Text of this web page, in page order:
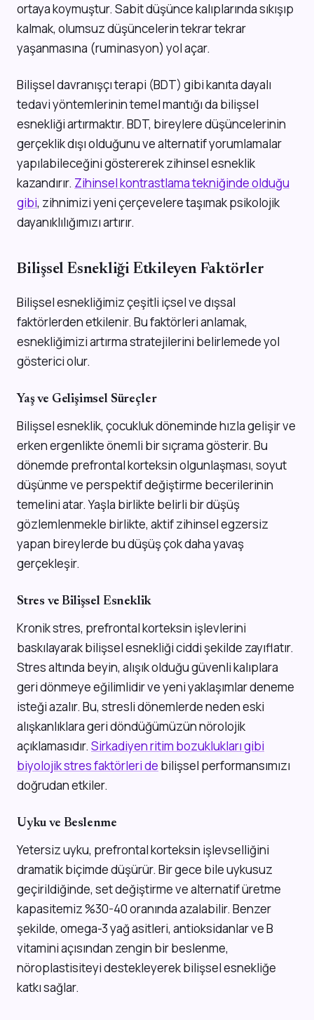
ortaya koymuştur. Sabit düşünce kalıplarında sıkışıp
kalmak, olumsuz düşüncelerin tekrar tekrar
yaşanmasına (ruminasyon) yol açar.
Bilişsel davranışçı terapi (BDT) gibi kanıta dayalı
tedavi yöntemlerinin temel mantığı da bilişsel
esnekliği artırmaktır. BDT, bireylere düşüncelerinin
gerçeklik dışı olduğunu ve alternatif yorumlamalar
yapılabileceğini göstererek zihinsel esneklik
kazandırır. Zihinsel kontrastlama tekniğinde olduğu
gibi, zihnimizi yeni çerçevelere taşımak psikolojik
dayanıklılığımızı artırır.
Bilişsel Esnekliği Etkileyen Faktörler
Bilişsel esnekliğimiz çeşitli içsel ve dışsal
faktörlerden etkilenir. Bu faktörleri anlamak,
esnekliğimizi artırma stratejilerini belirlemede yol
gösterici olur.
Yaş ve Gelişimsel Süreçler
Bilişsel esneklik, çocukluk döneminde hızla gelişir ve
erken ergenlikte önemli bir sıçrama gösterir. Bu
dönemde prefrontal korteksin olgunlaşması, soyut
düşünme ve perspektif değiştirme becerilerinin
temelini atar. Yaşla birlikte belirli bir düşüş
gözlemlenmekle birlikte, aktif zihinsel egzersiz
yapan bireylerde bu düşüş çok daha yavaş
gerçekleşir.
Stres ve Bilişsel Esneklik
Kronik stres, prefrontal korteksin işlevlerini
baskılayarak bilişsel esnekliği ciddi şekilde zayıflatır.
Stres altında beyin, alışık olduğu güvenli kalıplara
geri dönmeye eğilimlidir ve yeni yaklaşımlar deneme
isteği azalır. Bu, stresli dönemlerde neden eski
alışkanlıklara geri döndüğümüzün nörolojik
açıklamasıdır. Sirkadiyen ritim bozuklukları gibi
biyolojik stres faktörleri de bilişsel performansımızı
doğrudan etkiler.
Uyku ve Beslenme
Yetersiz uyku, prefrontal korteksin işlevselliğini
dramatik biçimde düşürür. Bir gece bile uykusuz
geçirildiğinde, set değiştirme ve alternatif üretme
kapasitemiz %30-40 oranında azalabilir. Benzer
şekilde, omega-3 yağ asitleri, antioksidanlar ve B
vitamini açısından zengin bir beslenme,
nöroplastisiteyi destekleyerek bilişsel esnekliğe
katkı sağlar.